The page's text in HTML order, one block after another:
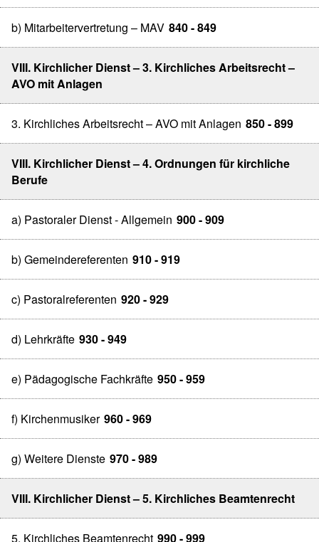
b) Mitarbeitervertretung – MAV 840 - 849
VIII. Kirchlicher Dienst – 3. Kirchliches Arbeitsrecht –
AVO mit Anlagen
3. Kirchliches Arbeitsrecht – AVO mit Anlagen 850 - 899
VIII. Kirchlicher Dienst – 4. Ordnungen für kirchliche
Berufe
a) Pastoraler Dienst - Allgemein 900 - 909
b) Gemeindereferenten 910 - 919
c) Pastoralreferenten 920 - 929
d) Lehrkräfte 930 - 949
e) Pädagogische Fachkräfte 950 - 959
f) Kirchenmusiker 960 - 969
g) Weitere Dienste 970 - 989
VIII. Kirchlicher Dienst – 5. Kirchliches Beamtenrecht
5. Kirchliches Beamtenrecht 990 - 999